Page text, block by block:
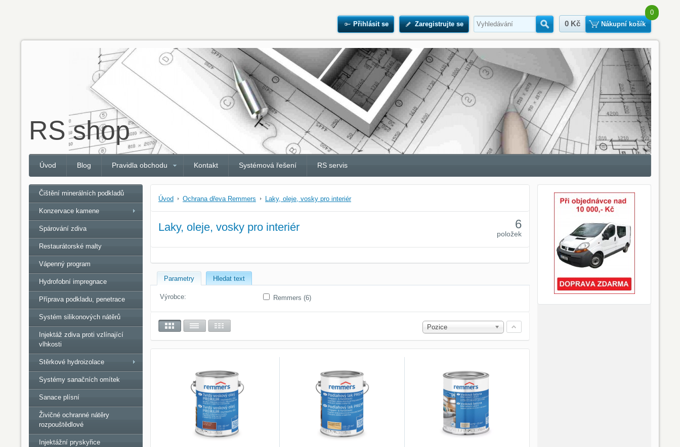
Přihlásit se Zaregistrujte se Hledat
0 Kč
0
Nákupní košík
RS shop
Úvod Blog Pravidla obchodu Kontakt Systémová řešení RS servis
Úvod Ochrana dřeva Remmers Laky, oleje, vosky pro interiér
Laky, oleje, vosky pro interiér 6
položek
Parametry Hledat text
Výrobce: Remmers (6)
Pozice
Čištění minerálních podkladů
Konzervace kamene
Spárování zdiva
Restaurátorské malty
Vápenný program
Hydrofobní impregnace
Příprava podkladu, penetrace
Systém silikonových nátěrů
Injektáž zdiva proti vzlínající
vlhkosti
Stěrkové hydroizolace
Systémy sanačních omítek
Sanace plísní
Živičné ochranné nátěry
rozpouštědlové
Injektážní pryskyřice